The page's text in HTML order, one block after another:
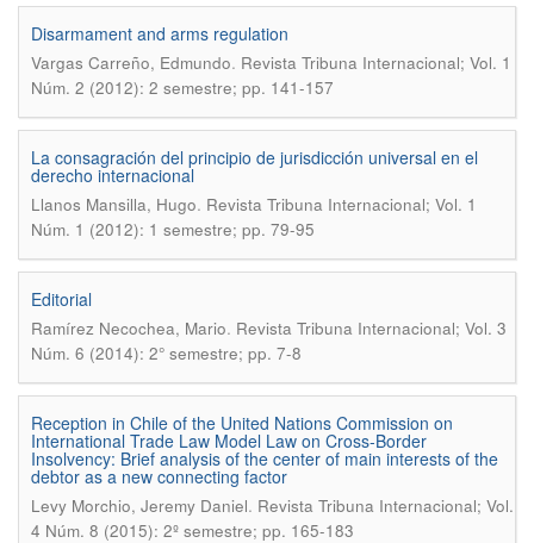
Disarmament and arms regulation
Vargas Carreño, Edmundo. Revista Tribuna Internacional; Vol. 1
Núm. 2 (2012): 2 semestre; pp. 141-157
La consagración del principio de jurisdicción universal en el
derecho internacional
Llanos Mansilla, Hugo. Revista Tribuna Internacional; Vol. 1
Núm. 1 (2012): 1 semestre; pp. 79-95
Editorial
Ramírez Necochea, Mario. Revista Tribuna Internacional; Vol. 3
Núm. 6 (2014): 2° semestre; pp. 7-8
Reception in Chile of the United Nations Commission on
International Trade Law Model Law on Cross-Border
Insolvency: Brief analysis of the center of main interests of the
debtor as a new connecting factor
Levy Morchio, Jeremy Daniel. Revista Tribuna Internacional; Vol.
4 Núm. 8 (2015): 2º semestre; pp. 165-183